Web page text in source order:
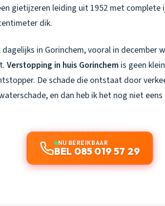
gietijzeren leiding uit 1952 met complete
dik.
in Gorinchem, vooral in december
Verstopping in huis Gorinchem is geen
De schade die ontstaat door
en dan heb ik het nog niet
NU BEREIKBAAR
BEL 085 019 57 29